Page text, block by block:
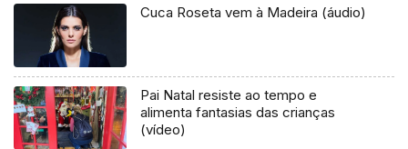
Cuca Roseta vem à Madeira (áudio)
Pai Natal resiste ao tempo e
alimenta fantasias das crianças
(vídeo)